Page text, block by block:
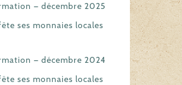
— décembre 2025
ses monnaies locales
— décembre 2024
ses monnaies locales